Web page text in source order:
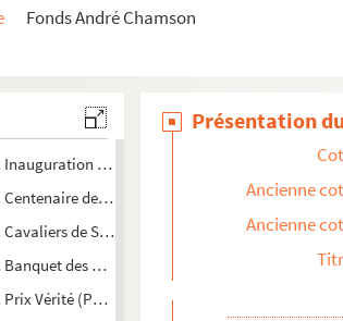
Fonds André Chamson
Française
présidentielles
au Canada
Inauguration de l'Université d'Abidjan
Centenaire de la route des Hommes de la route
Cavaliers de Saint-Jacques-de-Compostelle
des Enfants du Gard
Vérité (Parisien Libéré)
Présentation
Ancienne
Ancienne